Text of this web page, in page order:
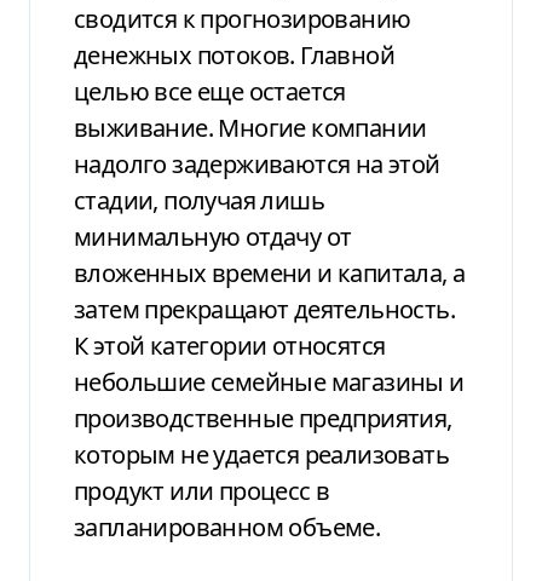
сводится к прогнозированию
денежных потоков. Главной
целью все еще остается
выживание. Многие компании
надолго задерживаются на этой
стадии, получая лишь
минимальную отдачу от
вложенных времени и капитала, а
затем прекращают деятельность.
К этой категории относятся
небольшие семейные магазины и
производственные предприятия,
которым не удается реализовать
продукт или процесс в
запланированном объеме.